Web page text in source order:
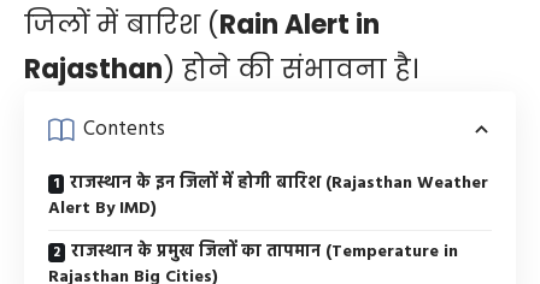
जिलों में बारिश (Rain Alert in
Rajasthan) होने की संभावना है।
Contents
राजस्थान के इन जिलों में होगी बारिश (Rajasthan Weather
Alert By IMD)
राजस्थान के प्रमुख जिलों का तापमान (Temperature in
Rajasthan Big Cities)